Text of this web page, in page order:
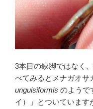
3本目の鋏脚ではなく
べてみるとメナガオ
unguisiformis のようで
イ）」とついています